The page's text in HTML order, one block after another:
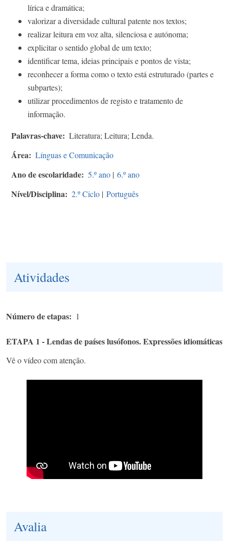
lírica e dramática;
valorizar a diversidade cultural patente nos textos;
realizar leitura em voz alta, silenciosa e autónoma;
explicitar o sentido global de um texto;
identificar tema, ideias principais e pontos de vista;
reconhecer a forma como o texto está estruturado (partes e
subpartes);
utilizar procedimentos de registo e tratamento de
informação.
Palavras-chave Literatura; Leitura; Lenda.
Área Línguas e Comunicação
Ano de escolaridade 5.º ano | 6.º ano
Nível/Disciplina 2.º Ciclo | Português
Atividades
Número de etapas 1
ETAPA 1 - Lendas de países lusófonos. Expressões idiomáticas
Vê o vídeo com atenção.
Avalia